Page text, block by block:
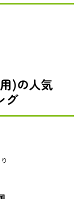
)の人気
グ